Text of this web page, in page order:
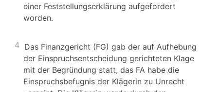
einer Feststellungserklärung aufgefordert
worden.
4 Das Finanzgericht (FG) gab der auf Aufhebung
der Einspruchsentscheidung gerichteten Klage
mit der Begründung statt, das FA habe die
Einspruchsbefugnis der Klägerin zu Unrecht